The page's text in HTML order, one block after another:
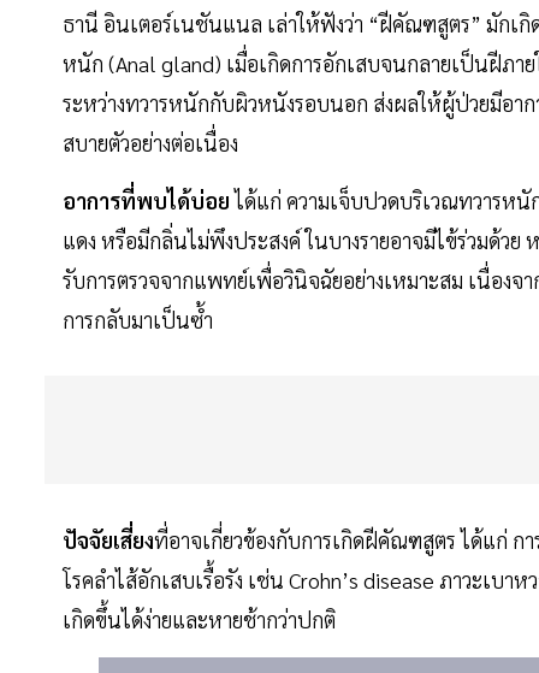
ธานี อินเตอร์เนชันแนล เล่าให้ฟังว่า “ฝีคัณฑสูตร” มักเ
หนัก (Anal gland) เมื่อเกิดการอักเสบจนกลายเป็นฝีภ
ระหว่างทวารหนักกับผิวหนังรอบนอก ส่งผลให้ผู้ป่วยมีอา
สบายตัวอย่างต่อเนื่อง
อาการที่พบได้บ่อยได้แก่ ความเจ็บปวดบริเวณทวารห
แดง หรือมีกลิ่นไม่พึงประสงค์ ในบางรายอาจมีไข้ร่วมด้ว
รับการตรวจจากแพทย์เพื่อวินิจฉัยอย่างเหมาะสม เนื่องจ
การกลับมาเป็นซ้ำ
ปัจจัยเสี่ยงที่อาจเกี่ยวข้องกับการเกิดฝีคัณฑสูตร ได้แก่
โรคลำไส้อักเสบเรื้อรัง เช่น Crohn’s disease ภาวะเ
เกิดขึ้นได้ง่ายและหายช้ากว่าปกติ